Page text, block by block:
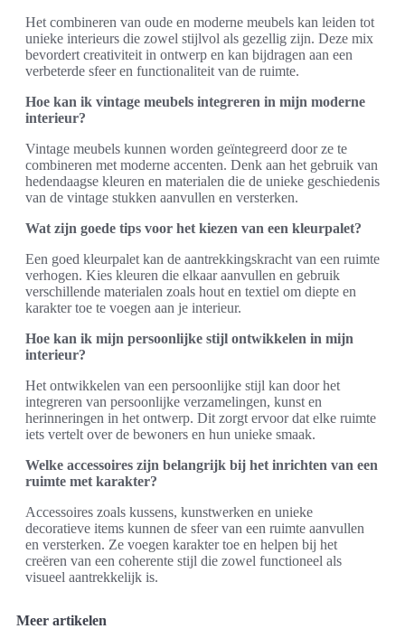
Het combineren van oude en moderne meubels kan leiden tot
unieke interieurs die zowel stijlvol als gezellig zijn. Deze mix
bevordert creativiteit in ontwerp en kan bijdragen aan een
verbeterde sfeer en functionaliteit van de ruimte.
Hoe kan ik vintage meubels integreren in mijn moderne
interieur?
Vintage meubels kunnen worden geïntegreerd door ze te
combineren met moderne accenten. Denk aan het gebruik van
hedendaagse kleuren en materialen die de unieke geschiedenis
van de vintage stukken aanvullen en versterken.
Wat zijn goede tips voor het kiezen van een kleurpalet?
Een goed kleurpalet kan de aantrekkingskracht van een ruimte
verhogen. Kies kleuren die elkaar aanvullen en gebruik
verschillende materialen zoals hout en textiel om diepte en
karakter toe te voegen aan je interieur.
Hoe kan ik mijn persoonlijke stijl ontwikkelen in mijn
interieur?
Het ontwikkelen van een persoonlijke stijl kan door het
integreren van persoonlijke verzamelingen, kunst en
herinneringen in het ontwerp. Dit zorgt ervoor dat elke ruimte
iets vertelt over de bewoners en hun unieke smaak.
Welke accessoires zijn belangrijk bij het inrichten van een
ruimte met karakter?
Accessoires zoals kussens, kunstwerken en unieke
decoratieve items kunnen de sfeer van een ruimte aanvullen
en versterken. Ze voegen karakter toe en helpen bij het
creëren van een coherente stijl die zowel functioneel als
visueel aantrekkelijk is.
Meer artikelen